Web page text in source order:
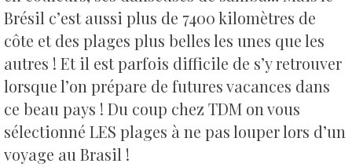
Brésil c’est aussi plus de 7400 kilomètres de
côte et des plages plus belles les unes que les
autres ! Et il est parfois difficile de s’y retrouver
lorsque l’on prépare de futures vacances dans
ce beau pays ! Du coup chez TDM on vous
sélectionné LES plages à ne pas louper lors d’un
voyage au Brasil !